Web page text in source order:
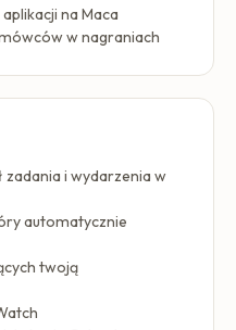
na Maca
w nagraniach
zadania i wydarzenia w
automatycznie
twoją